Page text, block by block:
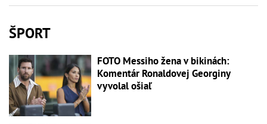
ŠPORT
FOTO Messiho žena v bikinách:
Komentár Ronaldovej Georginy
vyvolal ošiaľ